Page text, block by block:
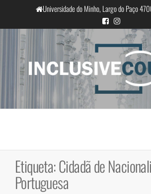
o
conteúdo
Universidade do Minho, Largo do Paço
InclusiveCourts
Igualdade e
prática judicial
Etiqueta:Cidadã de
Portuguesa